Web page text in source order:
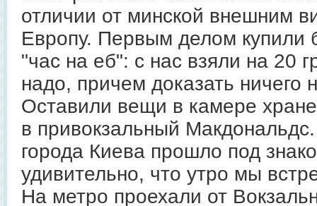
отличии от минской внешним
Европу. Первым делом купили
"час на еб": с нас взяли на 20
надо, причем доказать ничего
Оставили вещи в камере
в привокзальный
города Киева прошло под
удивительно, что утро мы
На метро проехали от